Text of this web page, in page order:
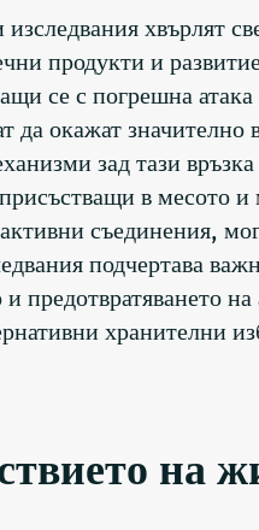
хвърлят
продукти и
се с погрешна
да окажат
зад тази
в месото
съединения,
подчертава
предотвратяването
хранителни
на